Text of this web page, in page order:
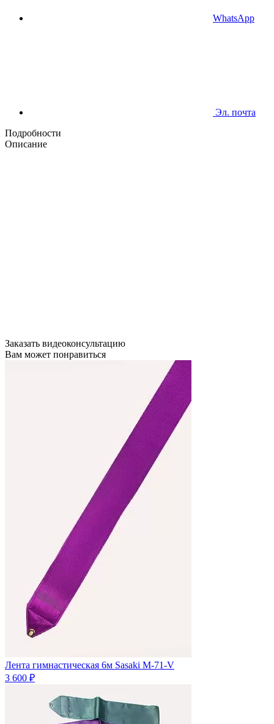
WhatsApp
Эл. почта
Подробности
Описание
Заказать видеоконсультацию
Вам может понравиться
Лента гимнастическая 6м Sasaki M-71-V
3 600 ₽